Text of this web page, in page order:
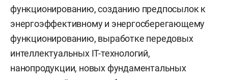
функционированию, созданию предпосылок к
энергоэффективному и энергосберегающему
функционированию, выработке передовых
интеллектуальных IT-технологий,
нанопродукции, новых фундаментальных